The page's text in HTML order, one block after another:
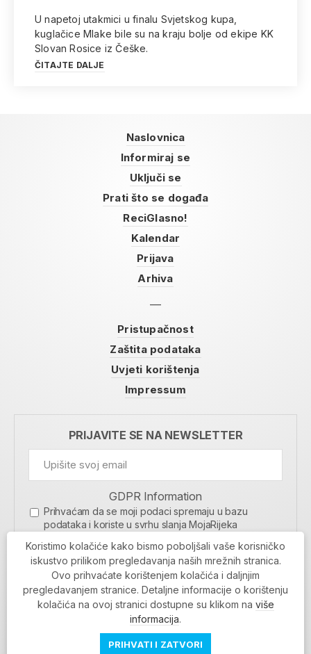
U napetoj utakmici u finalu Svjetskog kupa,
kuglačice Mlake bile su na kraju bolje od ekipe KK
Slovan Rosice iz Češke.
ČITAJTE DALJE
Naslovnica
Informiraj se
Uključi se
Prati što se događa
ReciGlasno!
Kalendar
Prijava
Arhiva
Pristupačnost
Zaštita podataka
Uvjeti korištenja
Impressum
PRIJAVITE SE NA NEWSLETTER
GDPR Information
Prihvaćam da se moji podaci spremaju u bazu
podataka i koriste u svrhu slanja MojaRijeka
MOJARIJEKA NEWSLETTER
PRIJAVI SE
Povratak na vrh
Koristimo kolačiće kako bismo poboljšali vaše korisničko
iskustvo prilikom pregledavanja naših mrežnih stranica.
Ovo prihvaćate korištenjem kolačića i daljnjim
pregledavanjem stranice. Detaljne informacije o korištenju
kolačića na ovoj stranici dostupne su klikom na više
informacija.
PRIHVATI I ZATVORI